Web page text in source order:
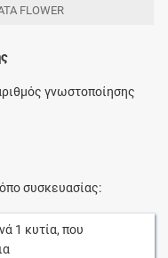
FLOWER
γνωστοποίησης
συσκευασίας:
1 κυτία, που